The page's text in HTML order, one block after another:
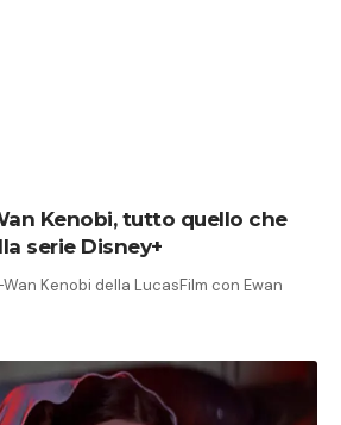
Kenobi, tutto quello che
serie Disney+
Kenobi della LucasFilm con Ewan